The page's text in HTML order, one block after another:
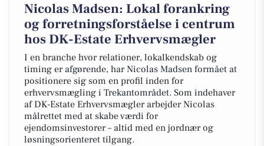
Nicolas Madsen: Lokal forankring
og forretningsforståelse i centrum
hos DK-Estate Erhvervsmægler
I en branche hvor relationer, lokalkendskab og
timing er afgørende, har Nicolas Madsen formået at
positionere sig som en profil inden for
erhvervsmægling i Trekantområdet. Som indehaver
af DK-Estate Erhvervsmægler arbejder Nicolas
målrettet med at skabe værdi for
ejendomsinvestorer – altid med en jordnær og
løsningsorienteret tilgang.